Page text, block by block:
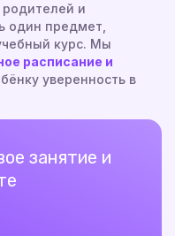
и
один предмет,
курс. Мы
расписание и
уверенность в
занятие и